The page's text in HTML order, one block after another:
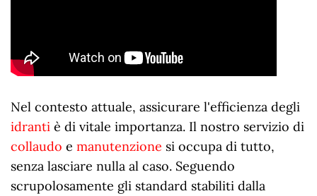
Nel contesto attuale, assicurare l'efficienza degli
idranti è di vitale importanza. Il nostro servizio di
collaudo e manutenzione si occupa di tutto,
senza lasciare nulla al caso. Seguendo
scrupolosamente gli standard stabiliti dalla